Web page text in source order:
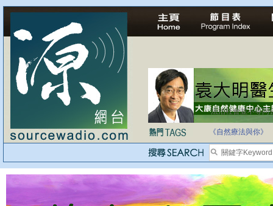
法治社會並不等同
《自然療法與你》